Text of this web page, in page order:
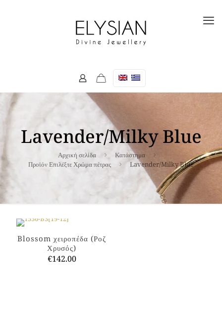
Lavender/Milky Blue
Αρχική σελίδα
Κατάστημα
Προϊόν Επιλέξτε Χρώμα πέτρας
Lavender/Milky Blue
Blossom χειροπέδα (Ροζ
Χρυσός)
€142.00